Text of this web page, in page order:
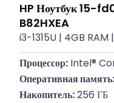
HP Ноутбук 15-
B82HXEA
i3-1315U | 4GB RAM
Процессор: Intel®
Оперативная память:
Накопитель: 256 ГБ